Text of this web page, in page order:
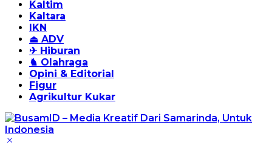
Kaltim
Kaltara
IKN
⏏ ADV
✈ Hiburan
♞ Olahraga
Opini & Editorial
Figur
Agrikultur Kukar